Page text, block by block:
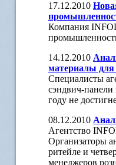
17.12.2010
Компания
14.12.2010
материалы
Специалисты
сэндвич-панели
году не
08.12.2010
Агентство
Организаторы
ритейле и
менеджеров